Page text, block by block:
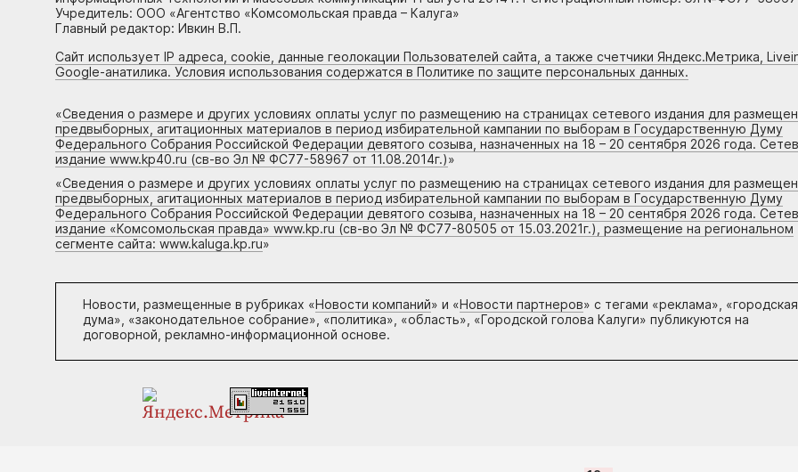
Учредитель: ООО «Агентство «Комсомольская правда – Калуга»
Главный редактор: Ивкин В.П.
Сайт использует IP адреса, cookie, данные геолокации Пользователей сайта, а также счетчики Яндекс.Метрика,
Google-анатилика. Условия использования содержатся в Политике по защите персональных данных.
«Сведения о размере и других условиях оплаты услуг по размещению на страницах сетевого издания для
предвыборных, агитационных материалов в период избирательной кампании по выборам в Государственную Думу
Федерального Собрания Российской Федерации девятого созыва, назначенных на 18 – 20 сентября 2026 года.
издание www.kp40.ru (св-во Эл № ФС77-58967 от 11.08.2014г.)»
«Сведения о размере и других условиях оплаты услуг по размещению на страницах сетевого издания для
предвыборных, агитационных материалов в период избирательной кампании по выборам в Государственную Думу
Федерального Собрания Российской Федерации девятого созыва, назначенных на 18 – 20 сентября 2026 года.
издание «Комсомольская правда» www.kp.ru (св-во Эл № ФС77-80505 от 15.03.2021г.), размещение на региональном
сегменте сайта: www.kaluga.kp.ru»
Новости, размещенные в рубриках «Новости компаний» и «Новости партнеров» с тегами «реклама», «городская
дума», «законодательное собрание», «политика», «область», «Городской голова Калуги» публикуются на
договорной, рекламно-информационной основе.